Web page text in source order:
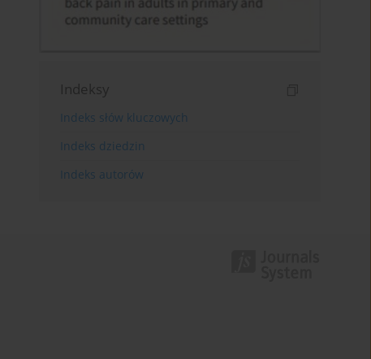
Indeksy
Indeks słów kluczowych
Indeks dziedzin
Indeks autorów